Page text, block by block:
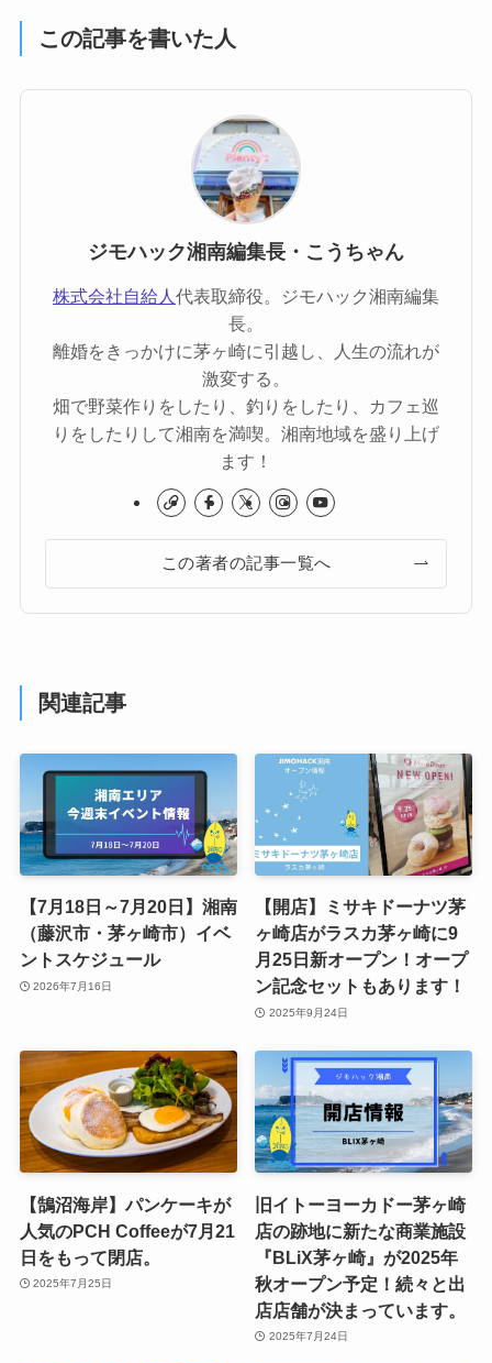
この記事を書いた人
ジモハック湘南編集長・こうちゃん
株式会社自給人 代表取締役。ジモハック湘南編集
長。
離婚をきっかけに茅ヶ崎に引越し、人生の流れが
激変する。
畑で野菜作りをしたり、釣りをしたり、カフェ巡
りをしたりして湘南を満喫。湘南地域を盛り上げ
ます！
この著者の記事一覧へ
関連記事
【7月18日～7月20日】湘南
（藤沢市・茅ヶ崎市）イベ
ントスケジュール
2026年7月16日
【開店】ミサキドーナツ茅
ヶ崎店がラスカ茅ヶ崎に9
月25日新オープン！オープ
ン記念セットもあります！
2025年9月24日
【鵠沼海岸】パンケーキが
人気のPCH Coffeeが7月21
日をもって閉店。
2025年7月25日
旧イトーヨーカドー茅ヶ崎
店の跡地に新たな商業施設
『BLiX茅ヶ崎』が2025年
秋オープン予定！続々と出
店店舗が決まっています。
2025年7月24日